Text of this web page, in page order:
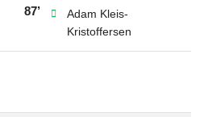
87’
Adam Kleis-
Kristoffersen